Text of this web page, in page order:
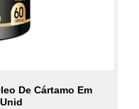
De Cártamo Em